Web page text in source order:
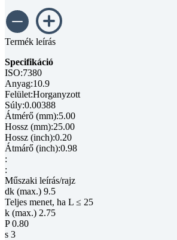
Termék leírás
Specifikáció
ISO:7380
Anyag:10.9
Felület:Horganyzott
Súly:0.00388
Átmérő (mm):5.00
Hossz (mm):25.00
Hossz (inch):0.20
Átmárő (inch):0.98
:
:
Műszaki leírás/rajz
dk (max.) 9.5
Teljes menet, ha L ≤ 25
k (max.) 2.75
P 0.80
s 3